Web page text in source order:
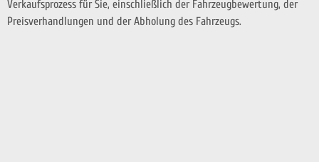
Verkaufsprozess für Sie, einschließlich der Fahrzeugbewertung, der
Preisverhandlungen und der Abholung des Fahrzeugs.